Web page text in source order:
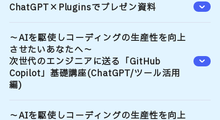
ChatGPT×Pluginsでプレゼン資料
～AIを駆使しコーディングの生産性を向上
させたいあなたへ～
次世代のエンジニアに送る「GitHub
Copilot」基礎講座(ChatGPT/ツール活用
編)
～AIを駆使しコーディングの生産性を向上